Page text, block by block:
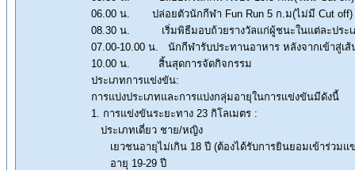
06.00 น. ปล่อยตัวนักกีฬา Fun Run 5 ก.ม(ไม่มี Cut off)
08.30 น. เริ่มพิธีมอบถ้วยรางวัลแก่ผู้ชนะในแต่ละประ
07.00-10.00 น. นักกีฬารับประทานอาหาร หลังจากเข้าสู่เ
10.00 น. สิ้นสุดการจัดกิจกรรม
ประเภทการแข่งขัน:
การแบ่งประเภทและการแบ่งกลุ่มอายุในการแข่งขันมีดังนี้
1. การแข่งขันระยะทาง 23 กิโลเมตร :
ประเภทเดี่ยว ชาย/หญิง
เยวชนอายุไม่เกิน 18 ปี (ต้องได้รับการยินยอมเข้าร่วม
อายุ 19-29 ปี